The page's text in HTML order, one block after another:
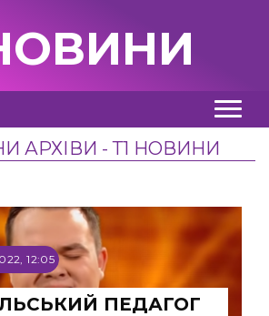
АРХІВИ - Т1 НОВИНИ
12:05
ПЕДАГОГ